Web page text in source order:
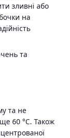
зливні або
на
та
та не
60 °C. Також